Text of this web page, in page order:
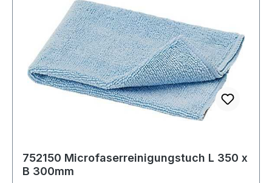
752150 Microfaserreinigungstuch L 350 x
B 300mm